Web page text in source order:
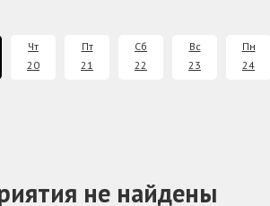
Чт
20
Пт
21
Сб
22
Вс
23
Пн
24
не найдены